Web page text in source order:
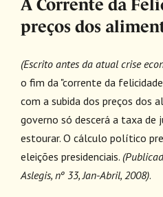
A Corrente da
preços dos
(Escrito antes da atual crise
o fim da "corrente da
com a subida dos preços dos
governo só descerá a taxa de
estourar. O cálculo político
eleições presidenciais.
Aslegis, nº 33, Jan-Abril, 2008).